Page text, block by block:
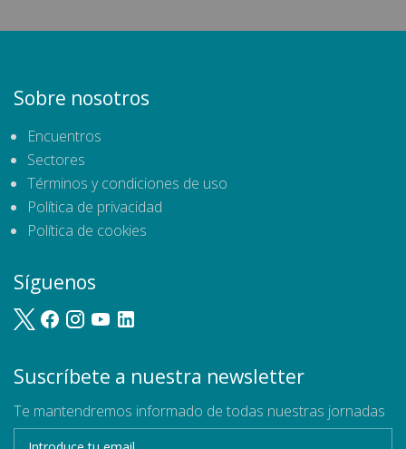
Sobre nosotros
Encuentros
Sectores
Términos y condiciones de uso
Política de privacidad
Política de cookies
Síguenos
Suscríbete a nuestra newsletter
Te mantendremos informado de todas nuestras jornadas